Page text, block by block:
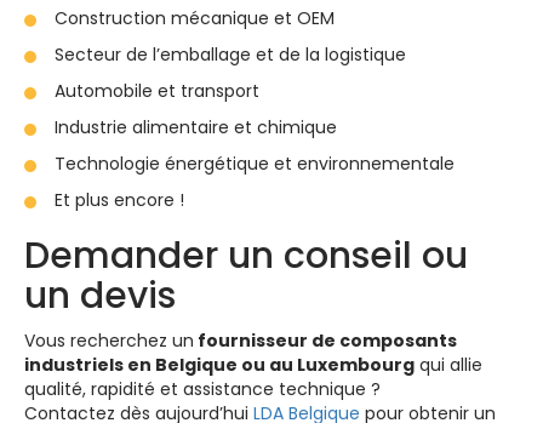
Construction mécanique et OEM
Secteur de l’emballage et de la logistique
Automobile et transport
Industrie alimentaire et chimique
Technologie énergétique et environnementale
Et plus encore !
Demander un conseil ou
un devis
Vous recherchez un fournisseur de composants
industriels en Belgique ou au Luxembourg qui allie
qualité, rapidité et assistance technique ?
Contactez dès aujourd’hui LDA Belgique pour obtenir un